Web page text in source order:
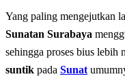
Yang paling mengejutkan
Sunatan Surabaya
sehingga proses bius
suntik pada Sunat